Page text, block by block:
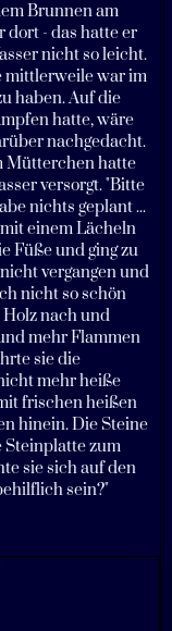
Brunnen am
dort - das hatte er
nicht so leicht.
mittlerweile war im
haben. Auf die
hatte, wäre
nachgedacht.
Mütterchen hatte
versorgt. "Bitte
nichts geplant ...
mit einem Lächeln
Füße und ging zu
vergangen und
nicht so schön
nach und
mehr Flammen
sie die
mehr heiße
frischen heißen
hinein. Die Steine
Steinplatte zum
sie sich auf den
sein?"